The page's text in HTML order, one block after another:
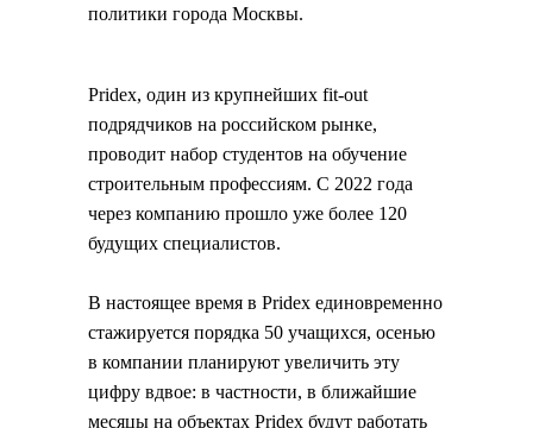
политики города Москвы.
Pridex, один из крупнейших fit-out
подрядчиков на российском рынке,
проводит набор студентов на обучение
строительным профессиям. С 2022 года
через компанию прошло уже более 120
будущих специалистов.
В настоящее время в Pridex единовременно
стажируется порядка 50 учащихся, осенью
в компании планируют увеличить эту
цифру вдвое: в частности, в ближайшие
месяцы на объектах Pridex будут работать